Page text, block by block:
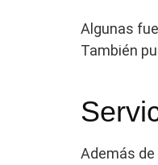
Algunas
También
Además